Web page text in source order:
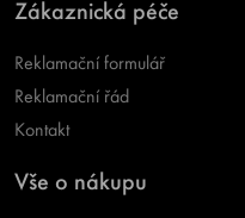
Zákaznická péče
Reklamační formulář
Reklamační řád
Kontakt
Vše o nákupu